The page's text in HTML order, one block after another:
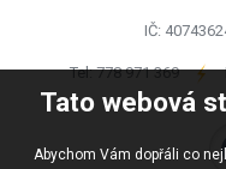
Tato webová
Abychom Vám dopřáli co
IČ:
Tel:778 971 369 -